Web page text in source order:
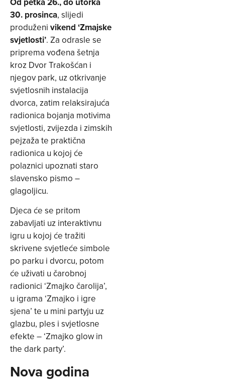
30. prosinca, slijedi
produženi vikend ‘Zmajske
svjetlosti’. Za odrasle se
priprema vođena šetnja
kroz Dvor Trakošćan i
njegov park, uz otkrivanje
svjetlosnih instalacija
dvorca, zatim relaksirajuća
radionica bojanja motivima
svjetlosti, zvijezda i zimskih
pejzaža te praktična
radionica u kojoj će
polaznici upoznati staro
slavensko pismo –
glagoljicu.
Djeca će se pritom
zabavljati uz interaktivnu
igru u kojoj će tražiti
skrivene svjetleće simbole
po parku i dvorcu, potom
će uživati u čarobnoj
radionici ‘Zmajko čarolija’,
u igrama ‘Zmajko i igre
sjena’ te u mini partyju uz
glazbu, ples i svjetlosne
efekte – ‘Zmajko glow in
the dark party’.
Nova godina